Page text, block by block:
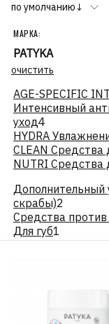
по умолчанию↓
МАРКА:
PATYKA
очистить
AGE-SPECIFIC
Интенсивный
уход4
HYDRA
CLEAN Средства
NUTRI Средства
Дополнительный
скрабы)2
Средства против
Для губ1